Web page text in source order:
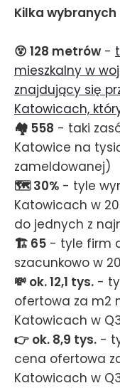
Kilka wybranych
😵 128 metrów -
mieszkalny w
znajdujący się
Katowicach,
🏘️ 558 - taki
Katowice na
zameldowanej)
🗺️ 30% - tyle
Katowicach w
do jednych z
🏗️ 65 - tyle firm
szacunkowo w
💸 ok. 12,1 tys. -
ofertowa za m2
Katowicach w
👉 ok. 8,9 tys. -
cena ofertowa
Katowicach w